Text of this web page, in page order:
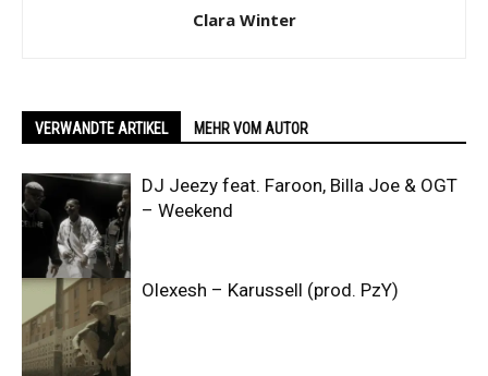
Clara Winter
VERWANDTE ARTIKEL MEHR VOM AUTOR
DJ Jeezy feat. Faroon, Billa Joe & OGT
– Weekend
Olexesh – Karussell (prod. PzY)